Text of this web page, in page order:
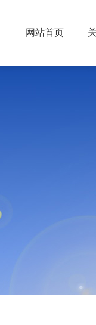
网站首页